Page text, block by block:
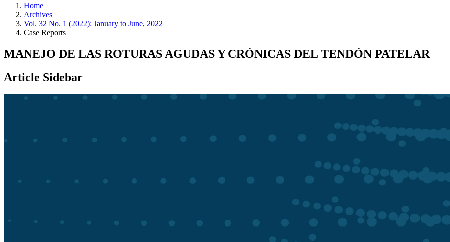
Home
Archives
Vol. 32 No. 1 (2022): January to June, 2022
Case Reports
MANEJO DE LAS ROTURAS AGUDAS Y CRÓNICAS DEL TENDÓN PATELAR
Article Sidebar